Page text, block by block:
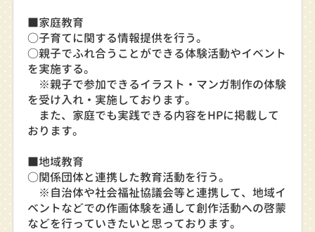
■家庭教育
○子育てに関する情報提供を行う。
○親子でふれ合うことができる体験活動やイベント
を実施する。
※親子で参加できるイラスト・マンガ制作の体験
を受け入れ・実施しております。
また、家庭でも実践できる内容をHPに掲載して
おります。
■地域教育
○関係団体と連携した教育活動を行う。
※自治体や社会福祉協議会等と連携して、地域イ
ベントなどでの作画体験を通して創作活動への啓蒙
などを行っていきたいと思っております。